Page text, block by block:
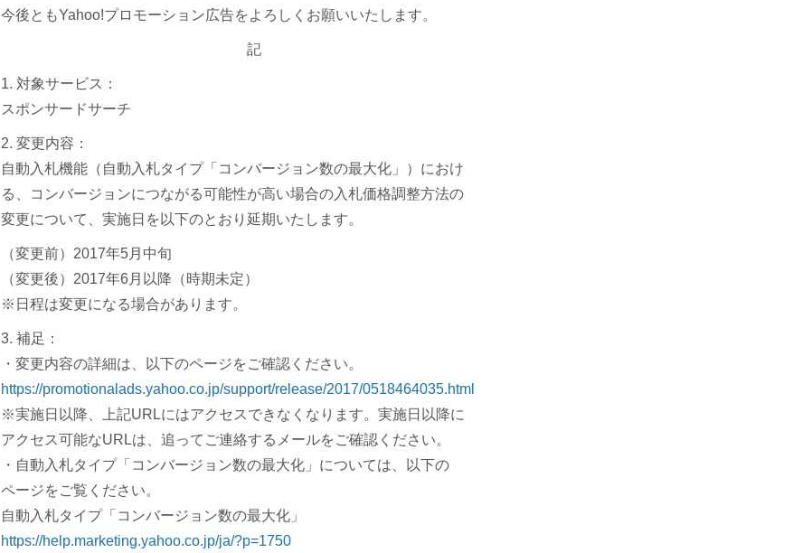
今後ともYahoo!プロモーション広告をよろしくお願いいたします。
記
1. 対象サービス：
スポンサードサーチ
2. 変更内容：
自動入札機能（自動入札タイプ「コンバージョン数の最大化」）におけ
る、コンバージョンにつながる可能性が高い場合の入札価格調整方法の
変更について、実施日を以下のとおり延期いたします。
（変更前）2017年5月中旬
（変更後）2017年6月以降（時期未定）
※日程は変更になる場合があります。
3. 補足：
・変更内容の詳細は、以下のページをご確認ください。
https://promotionalads.yahoo.co.jp/support/release/2017/0518464035.html
※実施日以降、上記URLにはアクセスできなくなります。実施日以降に
アクセス可能なURLは、追ってご連絡するメールをご確認ください。
・自動入札タイプ「コンバージョン数の最大化」については、以下の
ページをご覧ください。
自動入札タイプ「コンバージョン数の最大化」
https://help.marketing.yahoo.co.jp/ja/?p=1750